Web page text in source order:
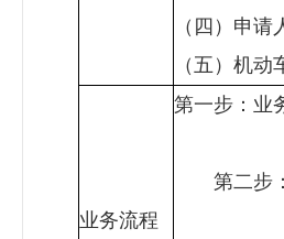
（四）申
（五）机
业务流程
第一步：业
第二步：